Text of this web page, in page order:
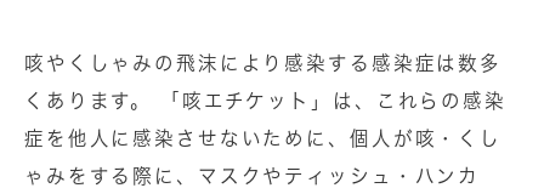
咳やくしゃみの飛沫により感染する感染症は数多
くあります。 「咳エチケット」は、これらの感染
症を他人に感染させないために、個人が咳・くし
ゃみをする際に、マスクやティッシュ・ハンカ